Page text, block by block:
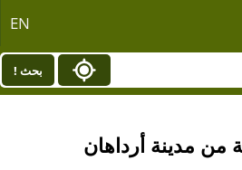
EN
بحث !
من مدينة أرداهان